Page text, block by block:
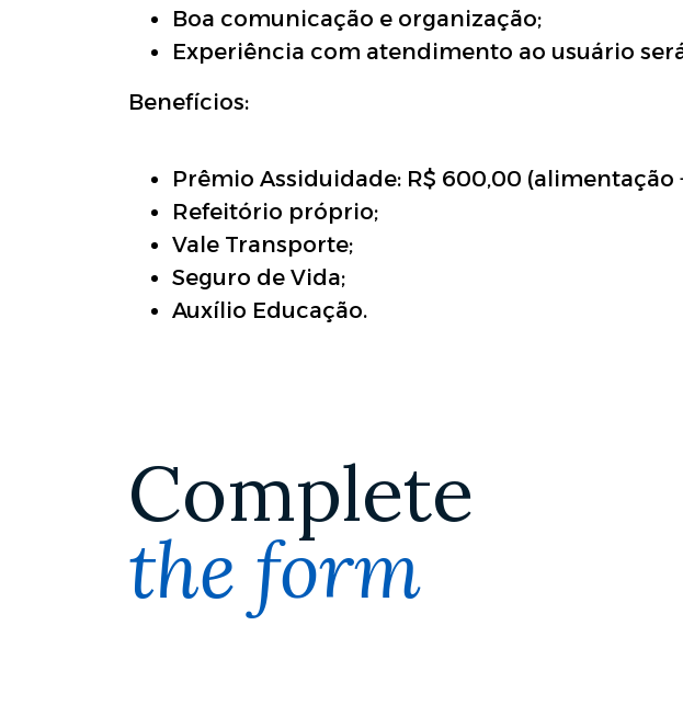
Boa comunicação e organização;
Experiência com atendimento ao usuário
Benefícios:
Prêmio Assiduidade: R$ 600,00 (alimentação
Refeitório próprio;
Vale Transporte;
Seguro de Vida;
Auxílio Educação.
Complete
the form